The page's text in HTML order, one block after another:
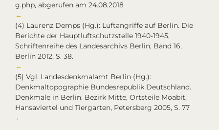
g.php, abgerufen am 24.08.2018
←
(4) Laurenz Demps (Hg.): Luftangriffe auf Berlin. Die
Berichte der Hauptluftschutzstelle 1940-1945,
Schriftenreihe des Landesarchivs Berlin, Band 16,
Berlin 2012, S. 38.
←
(5) Vgl. Landesdenkmalamt Berlin (Hg.):
Denkmaltopographie Bundesrepublik Deutschland.
Denkmale in Berlin. Bezirk Mitte, Ortsteile Moabit,
Hansaviertel und Tiergarten, Petersberg 2005, S. 77
←